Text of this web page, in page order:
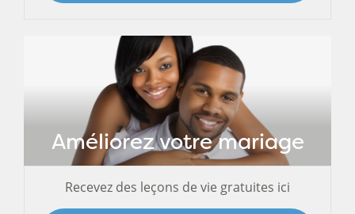
Améliorez votre mariage
Recevez des leçons de vie gratuites ici